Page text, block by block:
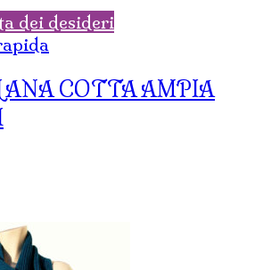
dei desideri
COTTA AMPIA